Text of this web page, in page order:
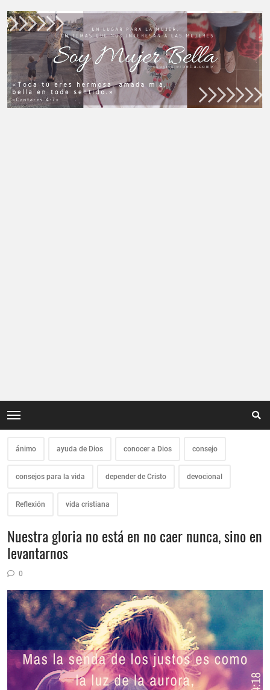
ánimo ayuda de Dios conocer a Dios consejo
consejos para la vida depender de Cristo devocional
Reflexión vida cristiana
Nuestra gloria no está en no caer nunca, sino en
levantarnos
0